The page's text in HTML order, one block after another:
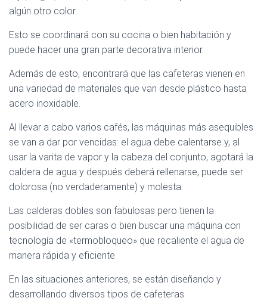
algún otro color.
Esto se coordinará con su cocina o bien habitación y
puede hacer una gran parte decorativa interior.
Además de esto, encontrará que las cafeteras vienen en
una variedad de materiales que van desde plástico hasta
acero inoxidable.
Al llevar a cabo varios cafés, las máquinas más asequibles
se van a dar por vencidas: el agua debe calentarse y, al
usar la varita de vapor y la cabeza del conjunto, agotará la
caldera de agua y después deberá rellenarse, puede ser
dolorosa (no verdaderamente) y molesta.
Las calderas dobles son fabulosas pero tienen la
posibilidad de ser caras o bien buscar una máquina con
tecnología de «termobloqueo» que recaliente el agua de
manera rápida y eficiente.
En las situaciones anteriores, se están diseñando y
desarrollando diversos tipos de cafeteras.